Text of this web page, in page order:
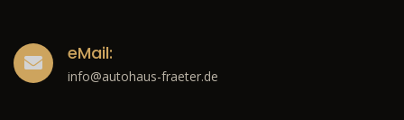
eMail:
info@autohaus-fraeter.de